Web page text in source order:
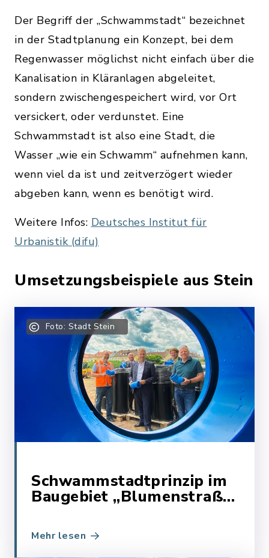
Der Begriff der „Schwammstadt“ bezeichnet
in der Stadtplanung ein Konzept, bei dem
Regenwasser möglichst nicht einfach über die
Kanalisation in Kläranlagen abgeleitet,
sondern zwischengespeichert wird, vor Ort
versickert, oder verdunstet. Eine
Schwammstadt ist also eine Stadt, die
Wasser „wie ein Schwamm“ aufnehmen kann,
wenn viel da ist und zeitverzögert wieder
abgeben kann, wenn es benötigt wird.
Weitere Infos: Deutsches Institut für
Urbanistik (difu)
Umsetzungsbeispiele aus Stein
Foto: Stadt Stein
Schwammstadtprinzip im
Baugebiet „Blumenstraße-
Mehr lesen